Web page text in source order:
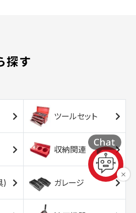
探す
ツールセット
収納関連
) ガレージ